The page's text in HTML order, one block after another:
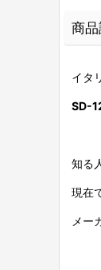
商
イタ
SD-
知る
現在
メー